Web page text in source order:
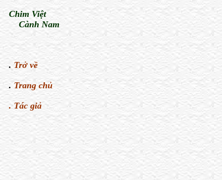
Chim Việt
Cành Nam
. Trở về
. Trang chủ
.Tác giả